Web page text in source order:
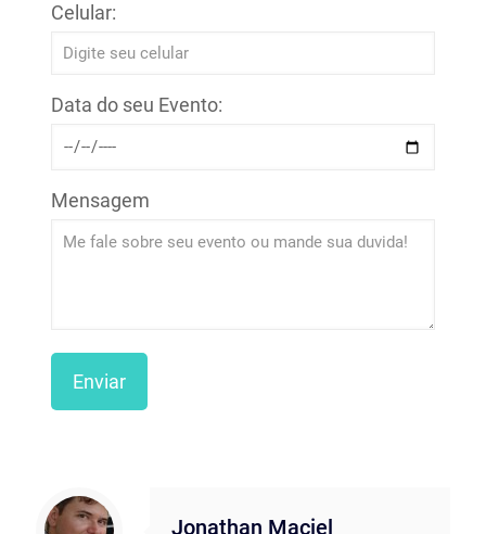
Celular:
Data do seu Evento:
Mensagem
Jonathan Maciel